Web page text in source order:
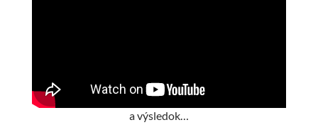
a výsledok…